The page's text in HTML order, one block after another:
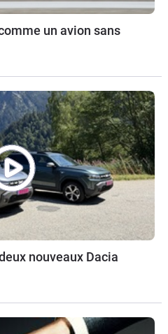
un avion sans
nouveaux Dacia